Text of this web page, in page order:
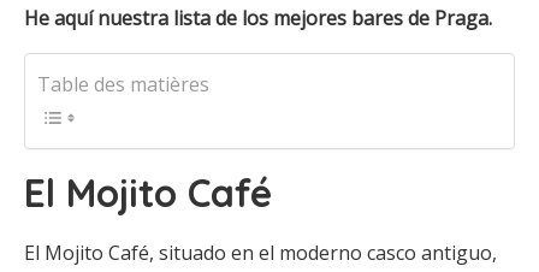
He aquí nuestra lista de los mejores bares de Praga.
Table des matières
El Mojito Café
El Mojito Café, situado en el moderno casco antiguo,